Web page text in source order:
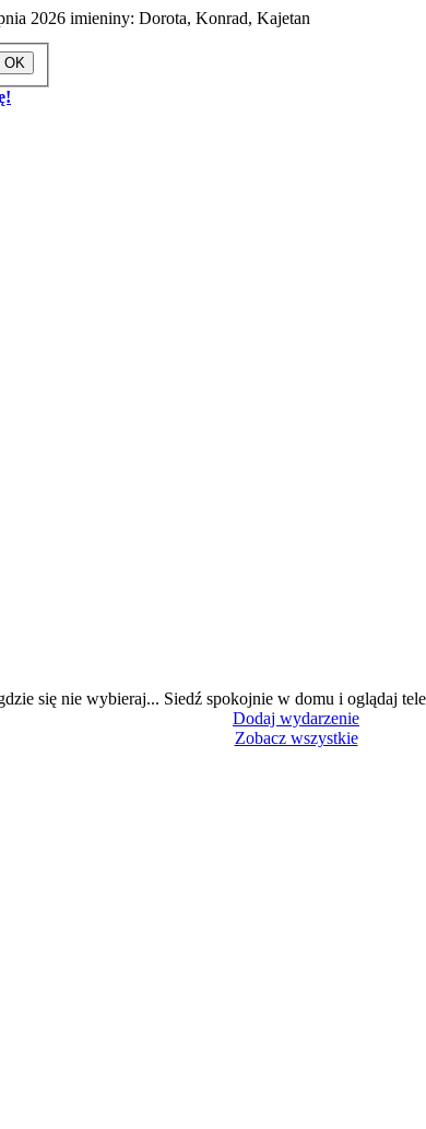
2026 imieniny: Dorota, Konrad, Kajetan
się nie wybieraj... Siedź spokojnie w domu i oglądaj
Dodaj wydarzenie
Zobacz wszystkie